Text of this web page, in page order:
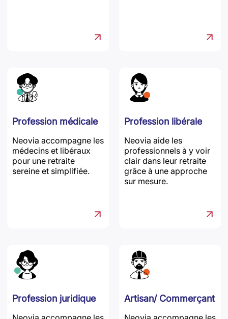
Profession médicale
Neovia accompagne les
médecins et libéraux
pour une retraite
sereine et simplifiée.
Profession libérale
Neovia aide les
professionnels à y voir
clair dans leur retraite
grâce à une approche
sur mesure.
Profession juridique Artisan/ Commerçant